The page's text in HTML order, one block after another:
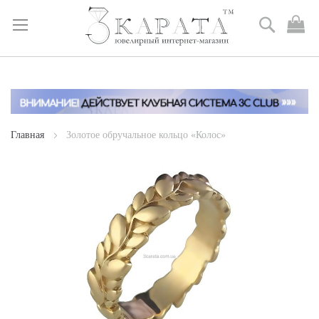
Skip
Content
Поиск
Главная Золотое обручальное кольцо «Колос»